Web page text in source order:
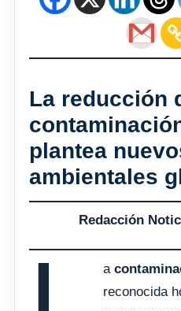
La reducción
plantea
ambientales
Redacción
a
reconocida